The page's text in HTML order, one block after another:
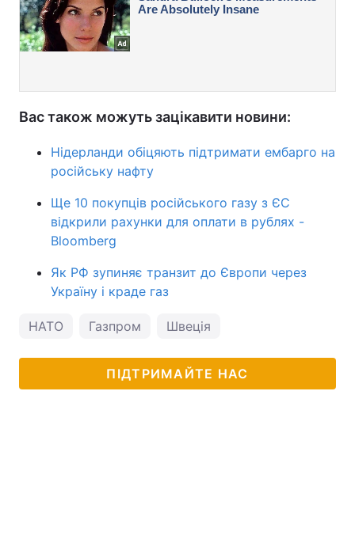
Вас також можуть зацікавити новини:
Нідерланди обіцяють підтримати ембарго на
російську нафту
Ще 10 покупців російського газу з ЄС
відкрили рахунки для оплати в рублях -
Bloomberg
Як РФ зупиняє транзит до Європи через
Україну і краде газ
НАТО Газпром Швеція
ПІДТРИМАЙТЕ НАС